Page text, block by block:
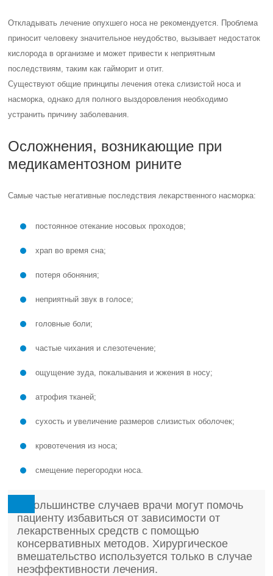
Откладывать лечение опухшего носа не рекомендуется. Проблема
приносит человеку значительное неудобство, вызывает недостаток
кислорода в организме и может привести к неприятным
последствиям, таким как гайморит и отит.
Существуют общие принципы лечения отека слизистой носа и
насморка, однако для полного выздоровления необходимо
устранить причину заболевания.
Осложнения, возникающие при
медикаментозном рините
Самые частые негативные последствия лекарственного насморка:
постоянное отекание носовых проходов;
храп во время сна;
потеря обоняния;
неприятный звук в голосе;
головные боли;
частые чихания и слезотечение;
ощущение зуда, покалывания и жжения в носу;
атрофия тканей;
сухость и увеличение размеров слизистых оболочек;
кровотечения из носа;
смещение перегородки носа.
В большинстве случаев врачи могут помочь
пациенту избавиться от зависимости от
лекарственных средств с помощью
консервативных методов. Хирургическое
вмешательство используется только в случае
неэффективности лечения.